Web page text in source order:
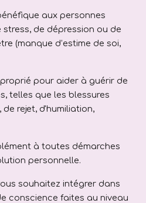
aux personnes
stress, de dépression ou de
(manque d’estime de soi,
pour aider à guérir de
, telles que les blessures
rejet, d'humiliation,
à toutes démarches
personnelle.
souhaitez intégrer dans
conscience faites au niveau